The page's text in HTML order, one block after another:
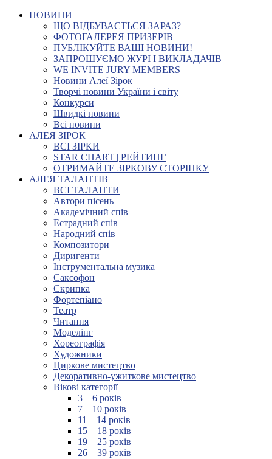
НОВИНИ
ЩО ВІДБУВАЄТЬСЯ ЗАРАЗ?
ФОТОГАЛЕРЕЯ ПРИЗЕРІВ
ПУБЛІКУЙТЕ ВАШІ НОВИНИ!
ЗАПРОШУЄМО ЖУРІ І ВИКЛАДАЧІВ
WE INVITE JURY MEMBERS
Новини Алеї Зірок
Творчі новини України і світу
Конкурси
Швидкі новини
Всі новини
АЛЕЯ ЗІРОК
ВСІ ЗІРКИ
STAR CHART | РЕЙТИНГ
ОТРИМАЙТЕ ЗІРКОВУ СТОРІНКУ
АЛЕЯ ТАЛАНТІВ
ВСІ ТАЛАНТИ
Автори пісень
Академічний спів
Естрадний спів
Народний спів
Композитори
Диригенти
Інструментальна музика
Саксофон
Скрипка
Фортепіано
Театр
Читання
Моделінг
Хореографія
Художники
Циркове мистецтво
Декоративно-ужиткове мистецтво
Вікові категорії
3 – 6 років
7 – 10 років
11 – 14 років
15 – 18 років
19 – 25 років
26 – 39 років